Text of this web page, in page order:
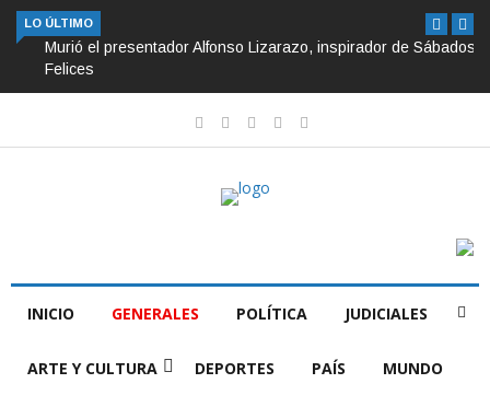
LO ÚLTIMO
Murió el presentador Alfonso Lizarazo, inspirador de Sábados
Felices
INICIO GENERALES POLÍTICA JUDICIALES
ARTE Y CULTURA DEPORTES PAÍS MUNDO